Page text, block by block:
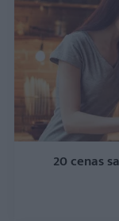
20 cenas